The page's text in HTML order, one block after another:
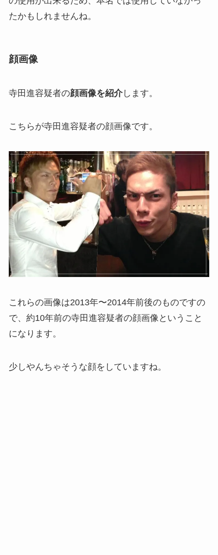
たかもしれませんね。
顔画像
寺田進容疑者の顔画像を紹介します。
こちらが寺田進容疑者の顔画像です。
これらの画像は2013年〜2014年前後のものですの
で、約10年前の寺田進容疑者の顔画像ということ
になります。
少しやんちゃそうな顔をしていますね。